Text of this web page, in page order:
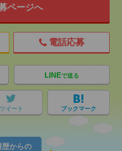
ページへ
電話応募
LINEで送る
ツイート ブックマーク
歴からの